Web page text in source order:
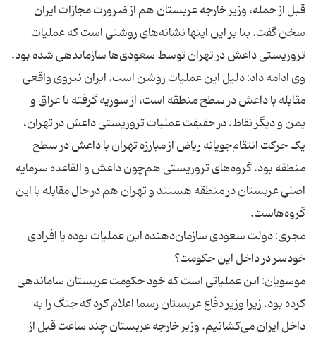
قبل از حمله، وزیر خارجه عربستان هم از ضرورت مجازات ایران
سخن گفت. بنا بر این اینها نشانه‌های روشنی است که عملیات
وی ادامه داد: دلیل این عملیات روشن است. ایران نیروی واقعی
مقابله با داعش در سطح منطقه است، از سوریه گرفته تا عراق و
یمن و دیگر نقاط. در حقیقت عملیات تروریستی داعش در تهران،
یک حرکت انتقام‌جویانه ریاض از مبارزه تهران با داعش در سطح
منطقه بود. گروه‌های تروریستی هم‌چون داعش و القاعده سرمایه
اصلی عربستان در منطقه هستند و تهران هم در حال مقابله با این
مجری: دولت سعودی سازمان‌دهنده این عملیات بوده یا افرادی
موسویان: این عملیاتی است که خود حکومت عربستان ساماندهی
کرده بود. زیرا وزیر دفاع عربستان رسما اعلام کرد که جنگ را به
داخل ایران می‌کشانیم. وزیر خارجه عربستان چند ساعت قبل از